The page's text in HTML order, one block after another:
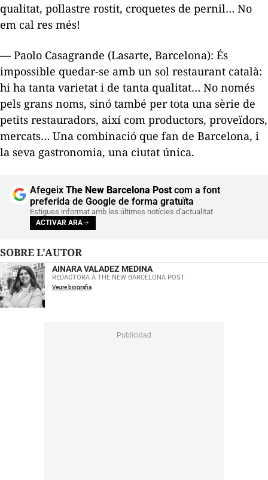
qualitat, pollastre rostit, croquetes de pernil… No
em cal res més!
— Paolo Casagrande (Lasarte, Barcelona): És
impossible quedar-se amb un sol restaurant català:
hi ha tanta varietat i de tanta qualitat… No només
pels grans noms, sinó també per tota una sèrie de
petits restauradors, així com productors, proveïdors,
mercats… Una combinació que fan de Barcelona, i
la seva gastronomia, una ciutat única.
Afegeix The New Barcelona Postcom a font
preferida de Google de forma gratuïta
Estigues informat amb les últimes notícies d'actualitat
ACTIVAR ARA
SOBRE L'AUTOR
AINARA VALADEZ MEDINA
REDACTORA A THE NEW BARCELONA POST
Veure biografia